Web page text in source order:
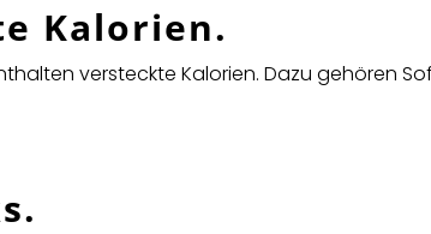
Kalorien.
versteckte Kalorien. Dazu gehören